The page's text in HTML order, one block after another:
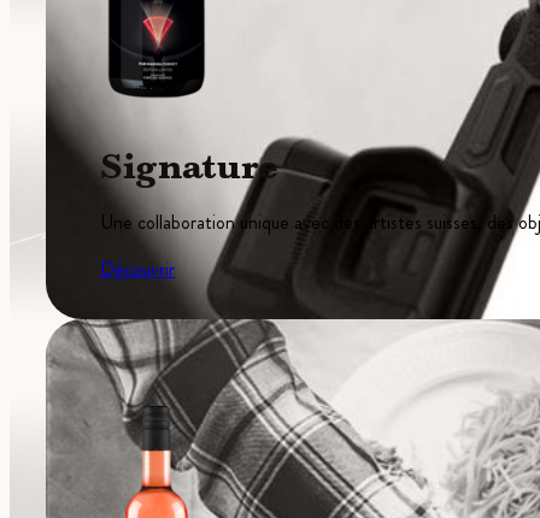
Signature
Une collaboration unique avec des artistes suisses, des
Découvrir